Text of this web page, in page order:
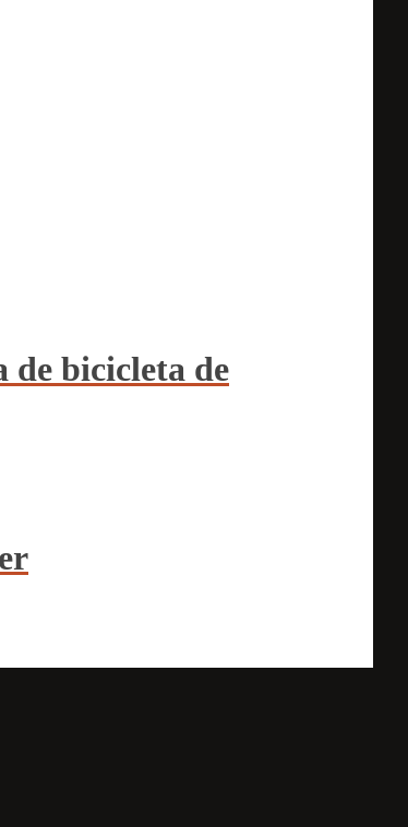
de bicicleta de